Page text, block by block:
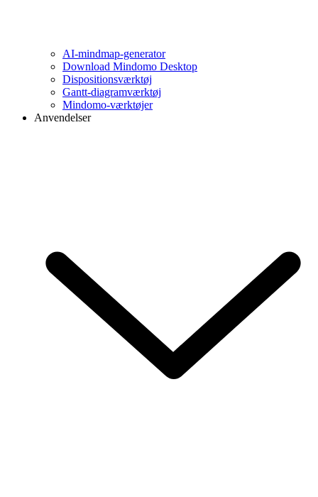
AI-mindmap-generator
Download Mindomo Desktop
Dispositionsværktøj
Gantt-diagramværktøj
Mindomo-værktøjer
Anvendelser